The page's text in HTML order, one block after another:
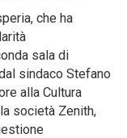
che ha
sala di
sindaco Stefano
alla Cultura
società Zenith,